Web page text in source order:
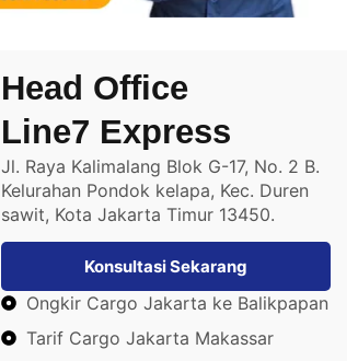
Head Office
Line7 Express
Jl. Raya Kalimalang Blok G-17, No. 2 B.
Kelurahan Pondok kelapa, Kec. Duren
sawit, Kota Jakarta Timur 13450.
Konsultasi Sekarang
Ongkir Cargo Jakarta ke Balikpapan
Tarif Cargo Jakarta Makassar